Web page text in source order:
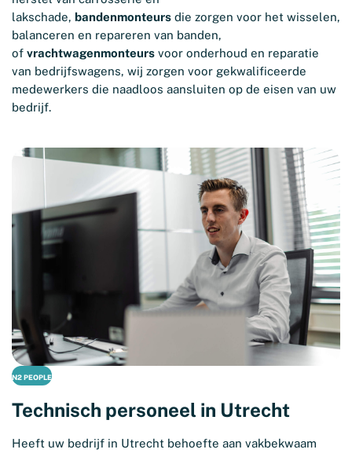
lakschade, bandenmonteurs die zorgen voor het wisselen,
balanceren en repareren van banden,
of vrachtwagenmonteurs voor onderhoud en reparatie
van bedrijfswagens, wij zorgen voor gekwalificeerde
medewerkers die naadloos aansluiten op de eisen van uw
bedrijf.
N2 PEOPLE
Technisch personeel in Utrecht
Heeft uw bedrijf in Utrecht behoefte aan vakbekwaam